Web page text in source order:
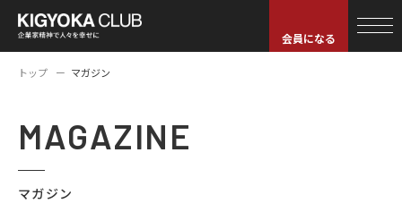
会員になる
トップ マガジン
MAGAZINE
マガジン